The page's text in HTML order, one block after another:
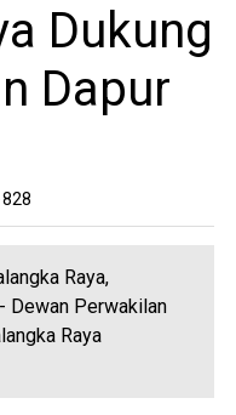
Dukung
Dapur
828
Raya,
Dewan Perwakilan
Raya